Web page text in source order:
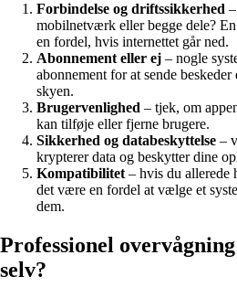
Forbindelse og driftssikkerhed
mobilnetværk eller begge dele?
en fordel, hvis internettet går ned.
Abonnement eller ej – nogle
abonnement for at sende
skyen.
Brugervenlighed – tjek, om
kan tilføje eller fjerne brugere.
Sikkerhed og databeskyttelse –
krypterer data og beskytter dine
Kompatibilitet – hvis du allerede
det være en fordel at vælge et
dem.
Professionel
selv?